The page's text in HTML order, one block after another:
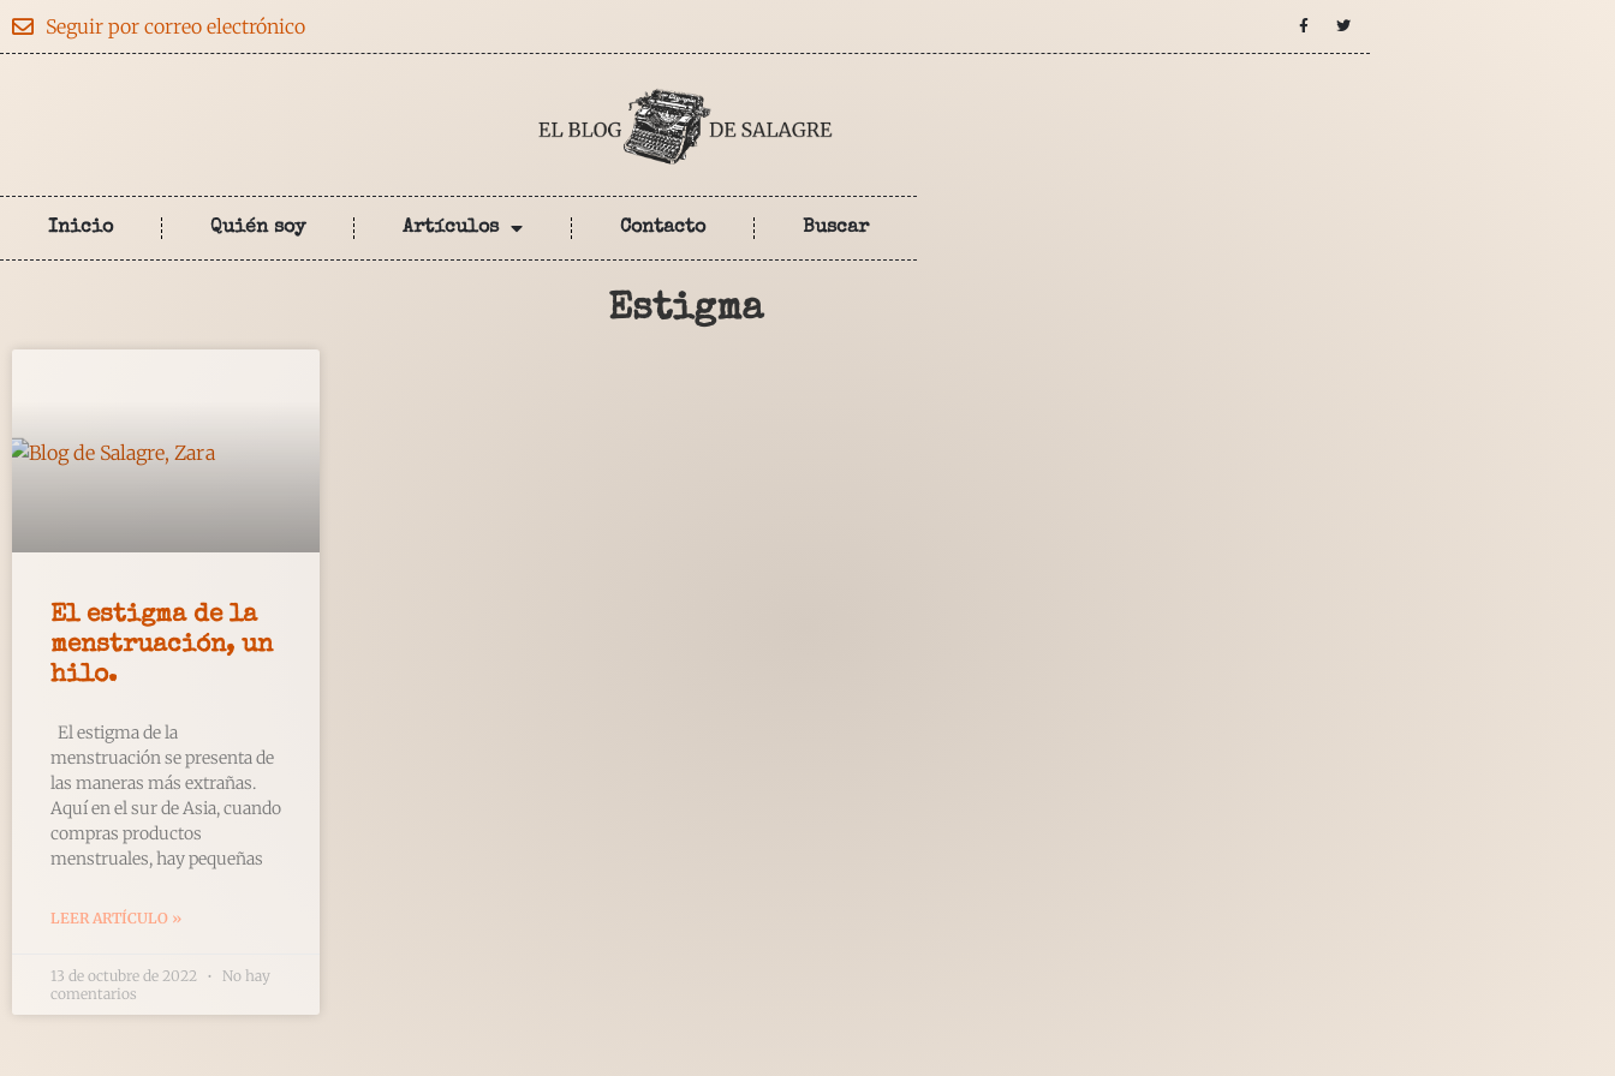
Seguir por correo electrónico
Inicio Quién soy Artículos Contacto Buscar
Estigma
El estigma de la
menstruación, un
hilo.
El estigma de la
menstruación se presenta de
las maneras más extrañas.
Aquí en el sur de Asia, cuando
compras productos
menstruales, hay pequeñas
LEER ARTÍCULO »
13 de octubre de 2022
No hay
comentarios